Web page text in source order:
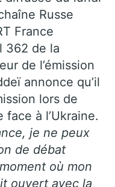
Russe
France
362 de la
de l’émission
annonce qu’il
lors de
à l’Ukraine.
je ne peux
de débat
où mon
ouvert avec la